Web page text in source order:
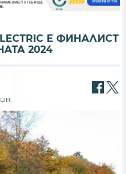
Е ФИНАЛИСТ
2024